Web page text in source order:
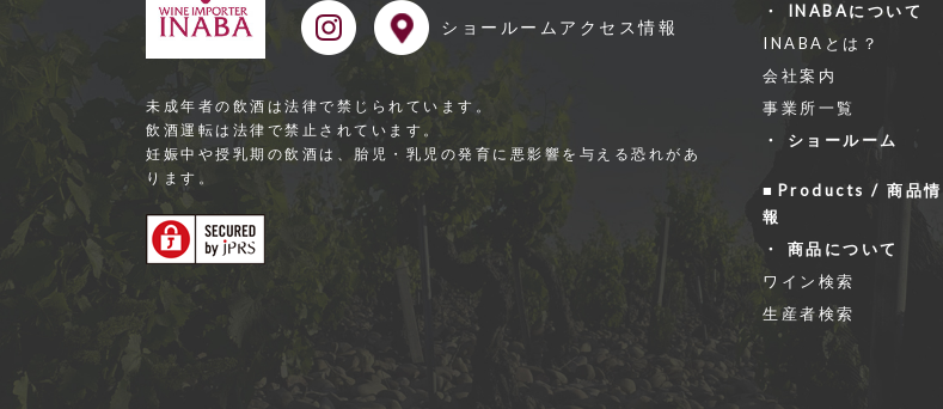
ショールーム アクセス情報
未成年者の飲酒は法律で禁じられています。
飲酒運転は法律で禁⽌されています。
妊娠中や授乳期の飲酒は、胎児・乳児の発育に悪影響を与える恐れがあ
ります。
INABAについて
INABAとは？
会社案内
事業所一覧
ショールーム
Products / 商品情
報
商品について
ワイン検索
生産者検索